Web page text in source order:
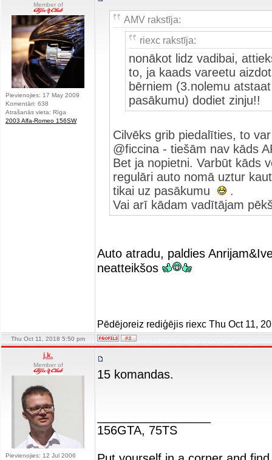
Member of
Pievienojies: 17 May 2009
Komentāri: 638
Atrašanās vieta: Rīga
2003 Alfa-Romeo 156SW
AMV rakstīja:
riexc rakstīja:
nonākot lidz vadibai,
to, ja kaads vareetu
bērniem (3.nolemu
pasākumu) dodiet zinju!!
Cilvēks grib piedalīties, to
@ficcina - tiešām nav kāds
Bet ja nopietni. Varbūt kāds
regulāri auto nomā uztur
tikai uz pasākumu
.
Vai arī kādam vadītājam
Auto atradu, paldies
neatteikšos
Pēdējoreiz rediģējis riexc Thu Oct 11,
Thu Oct 11, 2018 5:50 pm
j.k.
Member of
Pievienojies: 12 Jul 2006
15 komandas.
156GTA, 75TS